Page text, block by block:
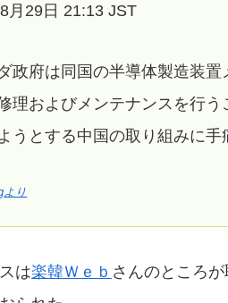
月29日 21:13 JST
政府は同国の半導体製造装置
理およびメンテナンスを行
うとする中国の取り組みに手
より
は楽韓Ｗｅｂ さんのところ